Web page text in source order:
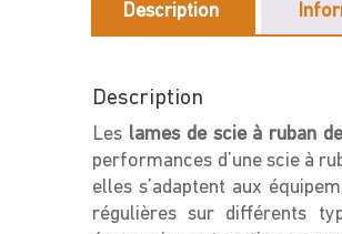
Description
Description
Les lames de scie à ruban
performances d’une scie à
elles s’adaptent aux
régulières sur différents